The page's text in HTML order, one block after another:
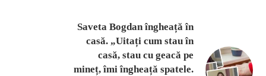
Saveta Bogdan îngheață în
casă. „Uitați cum stau în
casă, stau cu geacă pe
mineț, îmi îngheață spatele.